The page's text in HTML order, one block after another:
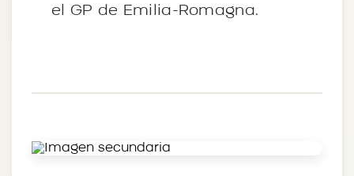
el GP de Emilia-Romagna.